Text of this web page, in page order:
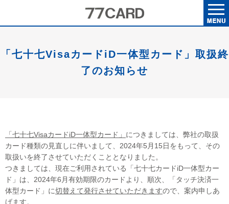
「七十七VisaカードiD一体型カード」取扱終
了のお知らせ
「七十七VisaカードiD一体型カード」 につきましては、弊社の取扱
カード種類の見直しに伴いまして、2024年5月15日をもって、その
取扱いを終了させていただくこととなりました。
つきましては、現在ご利用されている「七十七カードiD一体型カー
ド」は、2024年6月有効期限のカードより、順次、「タッチ決済一
体型カード」に切替えて発行させていただきますので、案内申しあ
げます。